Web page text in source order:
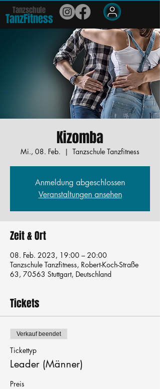
Tanzschule
TanzFitness
Kizomba
Mi., 08. Feb.
  |
Tanzschule Tanzfitness
Anmeldung abgeschlossen
Veranstaltungen ansehen
Zeit & Ort
08. Feb. 2023, 19:00 – 20:00
Tanzschule Tanzfitness, Robert-Koch-Straße
63, 70563 Stuttgart, Deutschland
Tickets
Verkauf beendet
Tickettyp
Leader (Männer)
Preis